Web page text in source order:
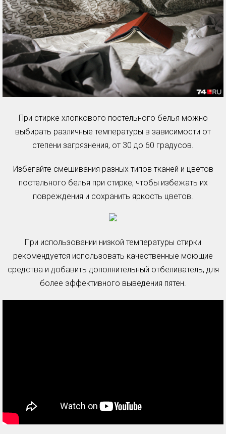
При стирке хлопкового постельного белья можно
выбирать различные температуры в зависимости от
степени загрязнения, от 30 до 60 градусов.
Избегайте смешивания разных типов тканей и цветов
постельного белья при стирке, чтобы избежать их
повреждения и сохранить яркость цветов.
При использовании низкой температуры стирки
рекомендуется использовать качественные моющие
средства и добавить дополнительный отбеливатель, для
более эффективного выведения пятен.